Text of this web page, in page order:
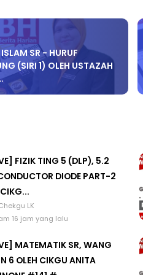
SR - HURUF
(SIRI 1) OLEH USTAZAH
FIZIK TING 5 (DLP), 5.2
DIODE PART-2
LK
16 jam yang lalu
MATEMATIK SR, WANG
6 OLEH CIKGU ANITA